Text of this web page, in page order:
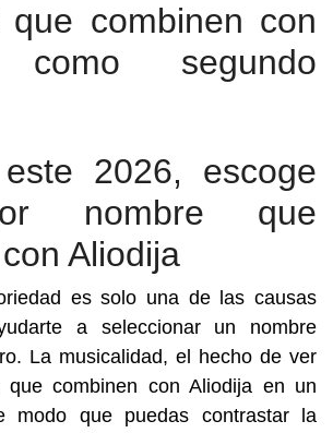
que combinen con
como segundo
2026, escoge
nombre que
Aliodija
es solo una de las causas
a seleccionar un nombre
La musicalidad, el hecho de ver
que combinen con Aliodija en un
modo que puedas contrastar la